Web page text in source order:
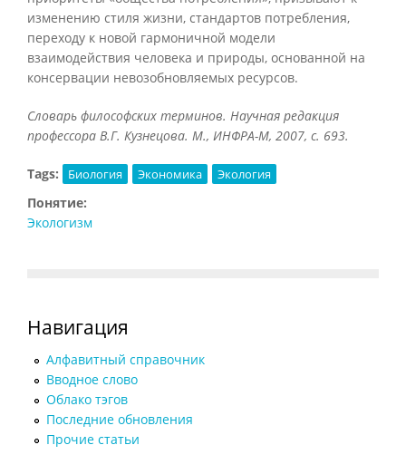
изменению стиля жизни, стандартов потребления,
переходу к новой гармоничной модели
взаимодействия человека и природы, основанной на
консервации невозобновляемых ресурсов.
Словарь философских терминов. Научная редакция
профессора В.Г. Кузнецова. М., ИНФРА-М, 2007, с. 693.
Tags: Биология Экономика Экология
Понятие:
Экологизм
Навигация
Алфавитный справочник
Вводное слово
Облако тэгов
Последние обновления
Прочие статьи